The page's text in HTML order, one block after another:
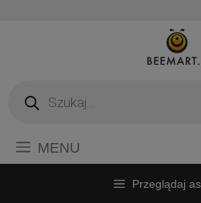
produktów
MENU
Przeglądaj